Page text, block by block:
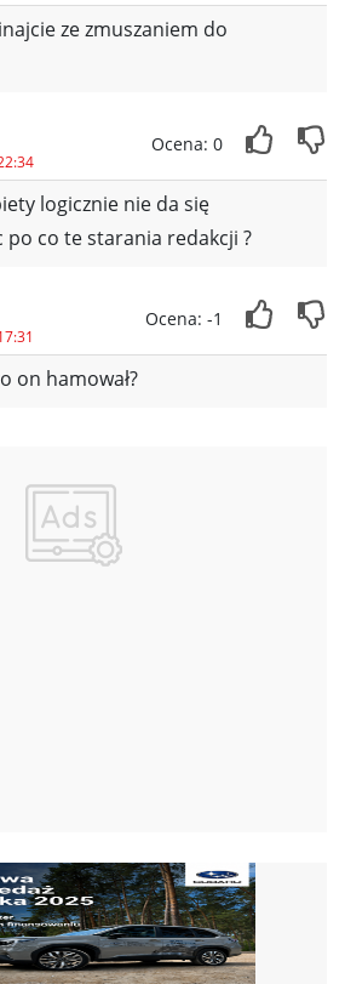
ze zmuszaniem do
Ocena: 0
logicznie nie da się
po co te starania redakcji ?
Ocena: -1
on hamował?